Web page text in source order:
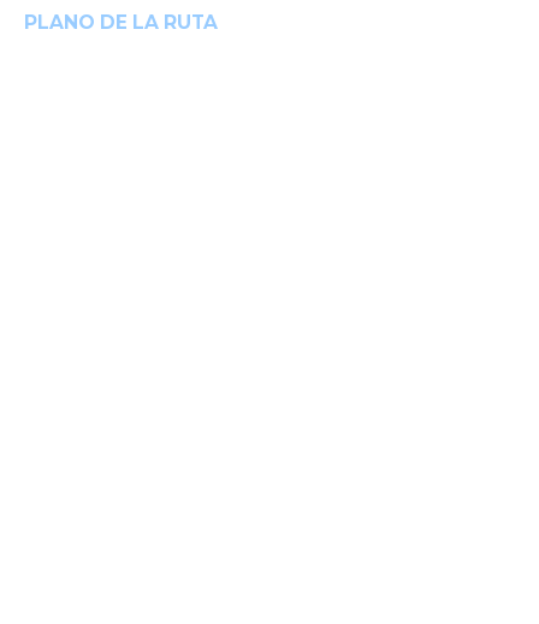
PLANO DE LA RUTA